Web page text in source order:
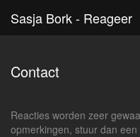
Sasja Bork - Reageer
Contact
Reacties worden zeer
opmerkingen, stuur dan